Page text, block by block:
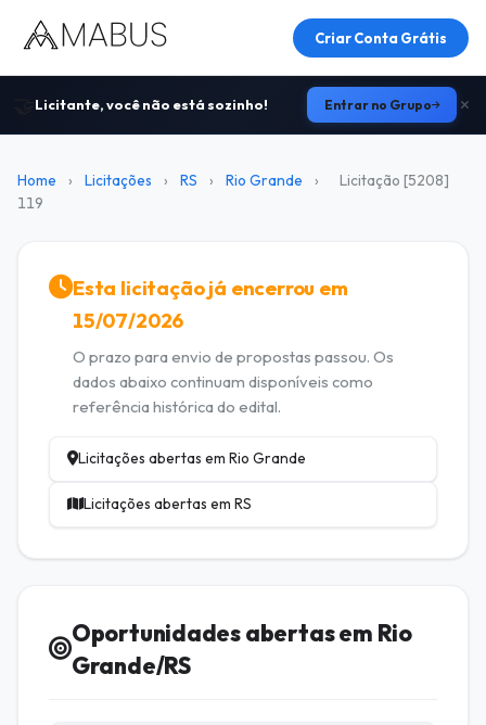
Criar Conta Grátis
Licitante, você não está sozinho! Entrar no Grupo
Home › Licitações › RS › Rio Grande ›
Licitação [5208]
119
Esta licitação já encerrou em
15/07/2026
O prazo para envio de propostas passou. Os
dados abaixo continuam disponíveis como
referência histórica do edital.
Licitações abertas em Rio Grande
Licitações abertas em RS
Oportunidades abertas em Rio
Grande/RS